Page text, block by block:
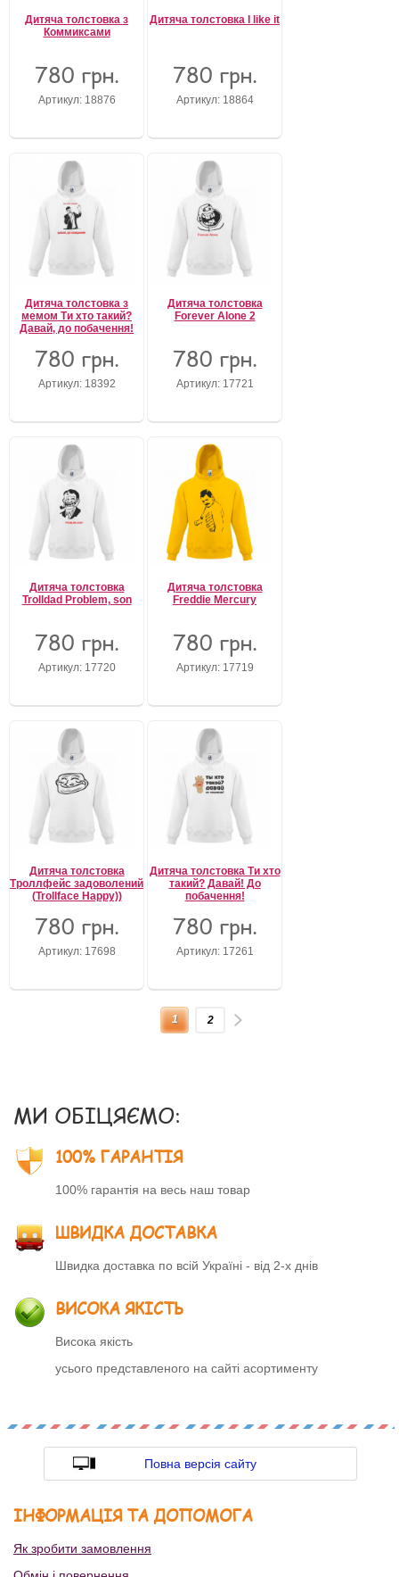
Дитяча толстовка з
Коммиксами
780 грн.
Артикул: 18876
Дитяча толстовка I like it
780 грн.
Артикул: 18864
Дитяча толстовка з
мемом Ти хто такий?
Давай, до побачення!
780 грн.
Артикул: 18392
Дитяча толстовка
Forever Alone 2
780 грн.
Артикул: 17721
Дитяча толстовка
Trolldad Problem, son
780 грн.
Артикул: 17720
Дитяча толстовка
Freddie Mercury
780 грн.
Артикул: 17719
Дитяча толстовка
Троллфейс задоволений
(Trollface Happy))
780 грн.
Артикул: 17698
Дитяча толстовка Ти хто
такий? Давай! До
побачення!
780 грн.
Артикул: 17261
1 2
МИ ОБІЦЯЄМО:
100% ГАРАНТІЯ
100% гарантія на весь наш товар
ШВИДКА ДОСТАВКА
Швидка доставка по всій Україні - від 2-х днів
ВИСОКА ЯКІСТЬ
Висока якість
усього представленого на сайті асортименту
Повна версія сайту
ІНФОРМАЦІЯ ТА ДОПОМОГА
Як зробити замовлення